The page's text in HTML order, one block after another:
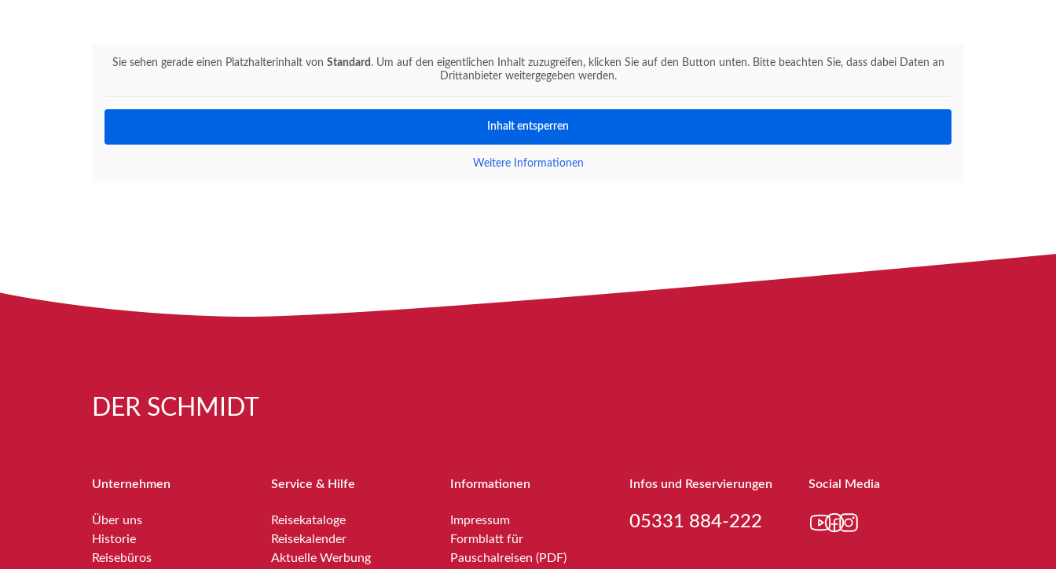
Sie sehen gerade einen Platzhalterinhalt von Standard . Um auf den eigentlichen Inhalt zuzugreifen, klicken Sie auf den Button unten. Bitte beachten Sie, dass dabei Daten an
Drittanbieter weitergegeben werden.
Inhalt entsperren
Weitere Informationen
DER SCHMIDT
Unternehmen
Über uns
Historie
Reisebüros
Service & Hilfe
Reisekataloge
Reisekalender
Aktuelle Werbung
Informationen
Impressum
Formblatt für
Pauschalreisen (PDF)
Infos und Reservierungen
05331 884-222
Social Media
YouTube
Facebook
Instagram